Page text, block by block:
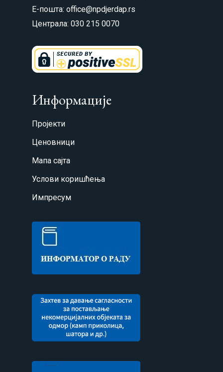
Е-пошта: office@npdjerdap.rs
Централа: 030 215 0070
Информације
Пројекти
Ценовници
Мапа сајта
Услови коришћења
Импресум